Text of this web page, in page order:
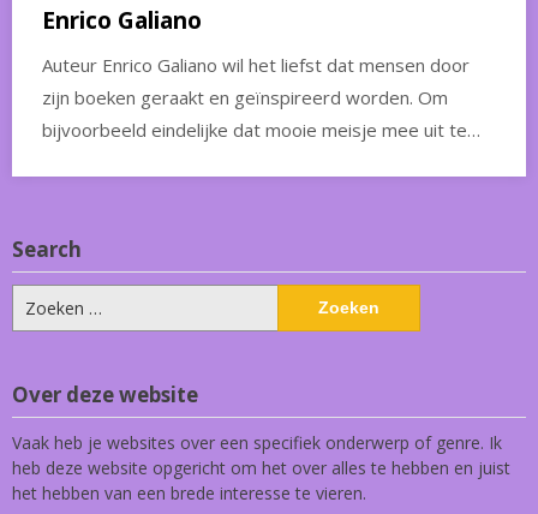
Enrico Galiano
Auteur Enrico Galiano wil het liefst dat mensen door
zijn boeken geraakt en geïnspireerd worden. Om
bijvoorbeeld eindelijke dat mooie meisje mee uit te…
Search
Zoeken
naar:
Over deze website
Vaak heb je websites over een specifiek onderwerp of genre. Ik
heb deze website opgericht om het over alles te hebben en juist
het hebben van een brede interesse te vieren.